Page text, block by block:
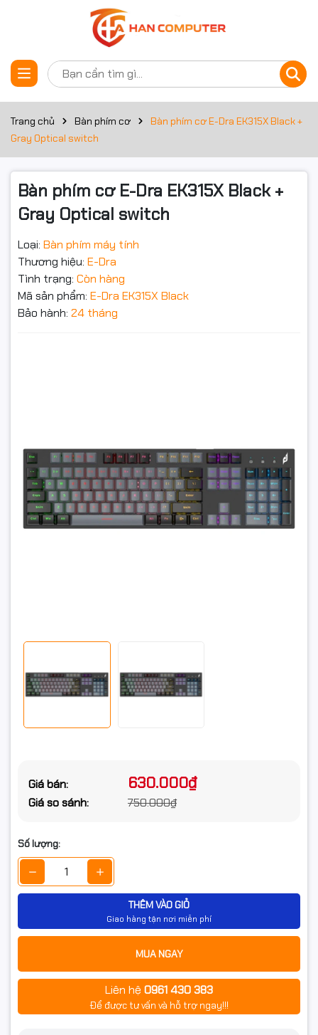
Trang chủ Bàn phím cơ
Bàn phím cơ E-Dra EK315X Black +
Gray Optical switch
Bàn phím cơ E-Dra EK315X Black +
Gray Optical switch
Loại: Bàn phím máy tính
Thương hiệu: E-Dra
Tình trạng: Còn hàng
Mã sản phẩm: E-Dra EK315X Black
Bảo hành: 24 tháng
Giá bán: 630.000₫
Giá so sánh: 750.000₫
Số lượng:
THÊM VÀO GIỎ
Giao hàng tận nơi miễn phí
MUA NGAY
Liên hệ 0961 430 383
Để được tư vấn và hỗ trợ ngay!!!
Thông số kỹ thuật
Thông tin chung
Kiểu dáng Full Size
Switch Optical switch
KEYCAP
Đèn Led
Màu sắc Đen
Đặt trước sản phẩm